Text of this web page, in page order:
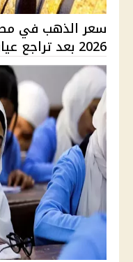
2026 بعد تراجع عيار 21 أمس